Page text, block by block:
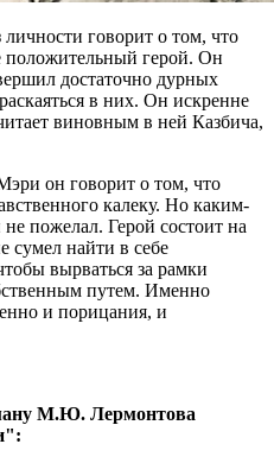
говорит о том, что
герой. Он
достаточно дурных
в них. Он искренне
виновным в ней Казбича,
он говорит о том, что
калеку. Но каким-
пожелал. Герой состоит на
сумел найти в себе
вырваться за рамки
путем. Именно
и порицания, и
М.Ю. Лермонтова